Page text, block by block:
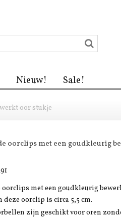
Nieuw! Sale!
oor stukje
oorclips met een goudkleurig
oorclips met een goudkleurig
deze oorclip is circa 5,5 cm.
zijn geschikt voor oren